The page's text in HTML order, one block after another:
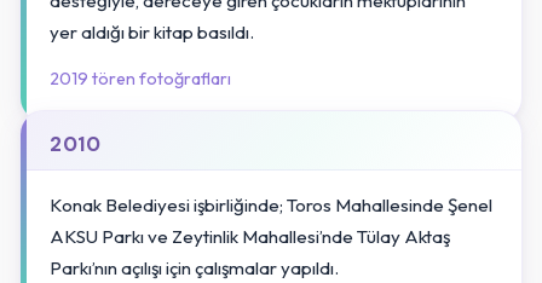
yer aldığı bir kitap basıldı.
2019 tören fotoğrafları
2010
Konak Belediyesi işbirliğinde; Toros Mahallesinde Şenel
AKSU Parkı ve Zeytinlik Mahallesi’nde Tülay Aktaş
Parkı’nın açılışı için çalışmalar yapıldı.